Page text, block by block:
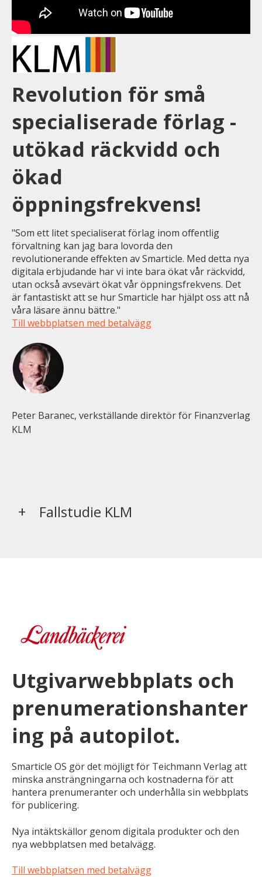
Revolution för små
specialiserade förlag -
utökad räckvidd och
ökad
öppningsfrekvens!
"Som ett litet specialiserat förlag inom offentlig
förvaltning kan jag bara lovorda den
revolutionerande effekten av Smarticle. Med detta nya
digitala erbjudande har vi inte bara ökat vår räckvidd,
utan också avsevärt ökat vår öppningsfrekvens. Det
är fantastiskt att se hur Smarticle har hjälpt oss att nå
våra läsare ännu bättre."
Till webbplatsen med betalvägg
Peter Baranec, verkställande direktör för Finanzverlag
KLM
Fallstudie KLM
Utgivarwebbplats och
prenumerationshanter
ing på autopilot.
Smarticle OS gör det möjligt för Teichmann Verlag att
minska ansträngningarna och kostnaderna för att
hantera prenumeranter och underhålla sin webbplats
för publicering.
Nya intäktskällor genom digitala produkter och den
nya webbplatsen med betalvägg.
Till webbplatsen med betalvägg